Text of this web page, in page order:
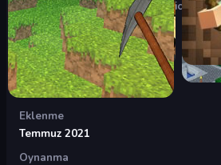
Oyunlar›Minecraft Oyunları›Minicraft
Minicraft 2021
Puan
7,9 (71 oy)
Eklenme
Temmuz 2021
Oynanma